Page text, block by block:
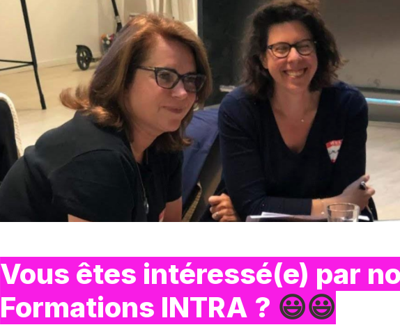
Vous êtes intéressé(e) par
Formations INTRA ? 😃😃